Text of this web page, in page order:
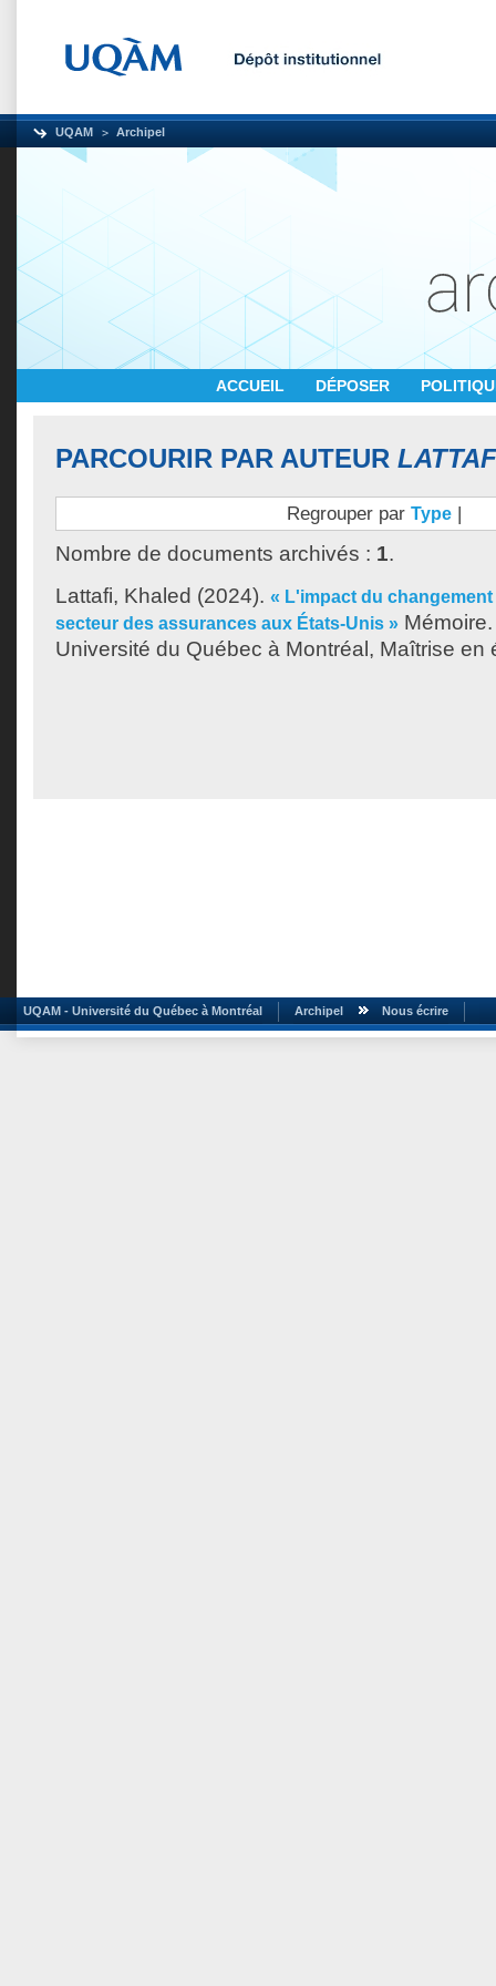
UQAM Archipel
ACCUEIL DÉPOSER
PARCOURIR PAR AUTEUR
Regrouper par Type |
Nombre de documents archivés : 1.
Lattafi, Khaled (2024). « L'impact du
secteur des assurances aux États-Unis »
Université du Québec à Montréal, Maîtrise en
UQAM - Université du Québec à Montréal Archipel Nous écrire